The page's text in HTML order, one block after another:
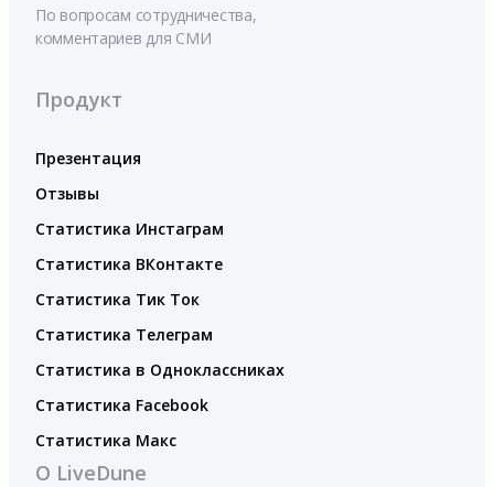
По вопросам сотрудничества,
комментариев для СМИ
Продукт
Презентация
Отзывы
Статистика Инстаграм
Статистика ВКонтакте
Статистика Тик Ток
Статистика Телеграм
Статистика в Одноклассниках
Статистика Facebook
Статистика Макс
О LiveDune